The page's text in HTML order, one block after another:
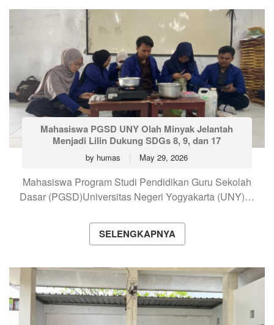
Mahasiswa PGSD UNY Olah Minyak Jelantah
Menjadi Lilin Dukung SDGs 8, 9, dan 17
by humas May 29, 2026
Mahasiswa Program Studi Pendidikan Guru Sekolah
Dasar (PGSD)Universitas Negeri Yogyakarta (UNY)…
SELENGKAPNYA